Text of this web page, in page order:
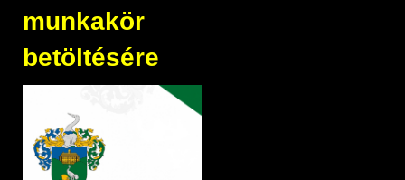
munkakör
betöltésére